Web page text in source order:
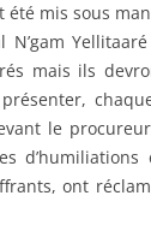
été mis sous
mais ils
le
d’humiliations
ont